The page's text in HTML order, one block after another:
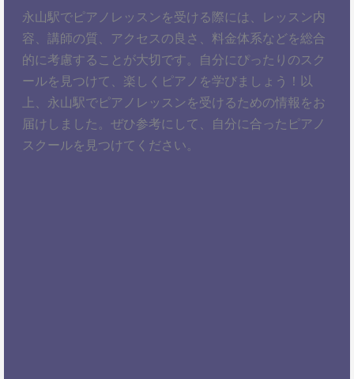
永山駅でピアノレッスンを受ける際には、レッスン内
容、講師の質、アクセスの良さ、料金体系などを総合
的に考慮することが大切です。自分にぴったりのスク
ールを見つけて、楽しくピアノを学びましょう！以
上、永山駅でピアノレッスンを受けるための情報をお
届けしました。ぜひ参考にして、自分に合ったピアノ
スクールを見つけてください。